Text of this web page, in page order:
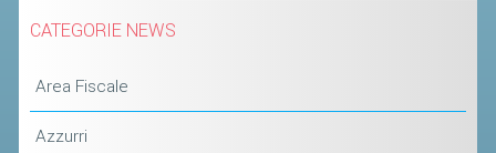
CATEGORIE NEWS
Area Fiscale
Azzurri